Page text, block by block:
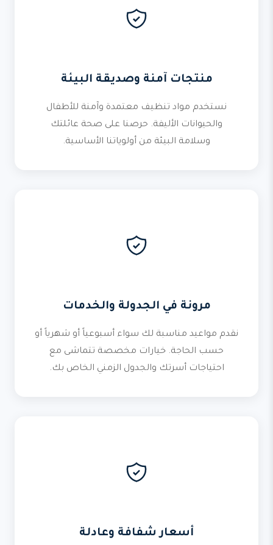
منتجات آمنة وصديقة البيئة
نستخدم مواد تنظيف معتمدة وآمنة للأطفال
والحيوانات الأليفة. حرصنا على صحة عائلتك
وسلامة البيئة من أولوياتنا الأساسية.
مرونة في الجدولة والخدمات
نقدم مواعيد مناسبة لك سواء أسبوعياً أو شهرياً أو
حسب الحاجة. خيارات مخصصة تتماشى مع
احتياجات أسرتك والجدول الزمني الخاص بك.
أسعار شفافة وعادلة